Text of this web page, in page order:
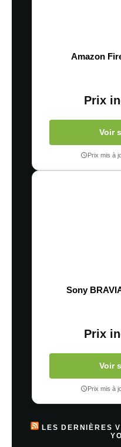
Amazon
Prix
Voir
Prix mis à
Sony
Prix
Voir
Prix mis à
LES DERNIÈRES